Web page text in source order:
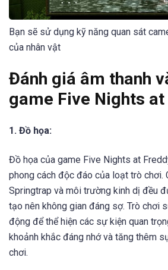
Bạn sẽ sử dụng kỹ năng quan sát
của nhân vật
Đánh giá âm thanh
game Five Nights at
1. Đồ họa:
Đồ họa của game Five Nights at
phong cách độc đáo của loạt trò chơi.
Springtrap và môi trường kinh dị đều
tạo nên không gian đáng sợ. Trò chơi
động để thể hiện các sự kiện quan
khoảnh khắc đáng nhớ và tăng thêm
chơi.